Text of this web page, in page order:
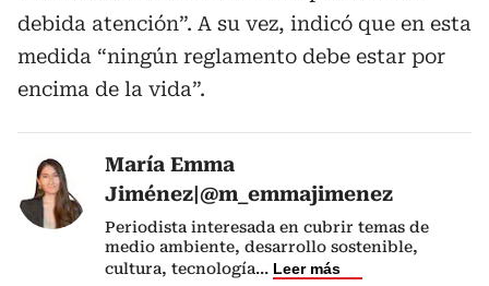
debida atención”. A su vez, indicó que en esta
medida “ningún reglamento debe estar por
encima de la vida”.
María Emma
Jiménez|@m_emmajimenez
Periodista interesada en cubrir temas de
medio ambiente, desarrollo sostenible,
cultura, tecnología... Leer más